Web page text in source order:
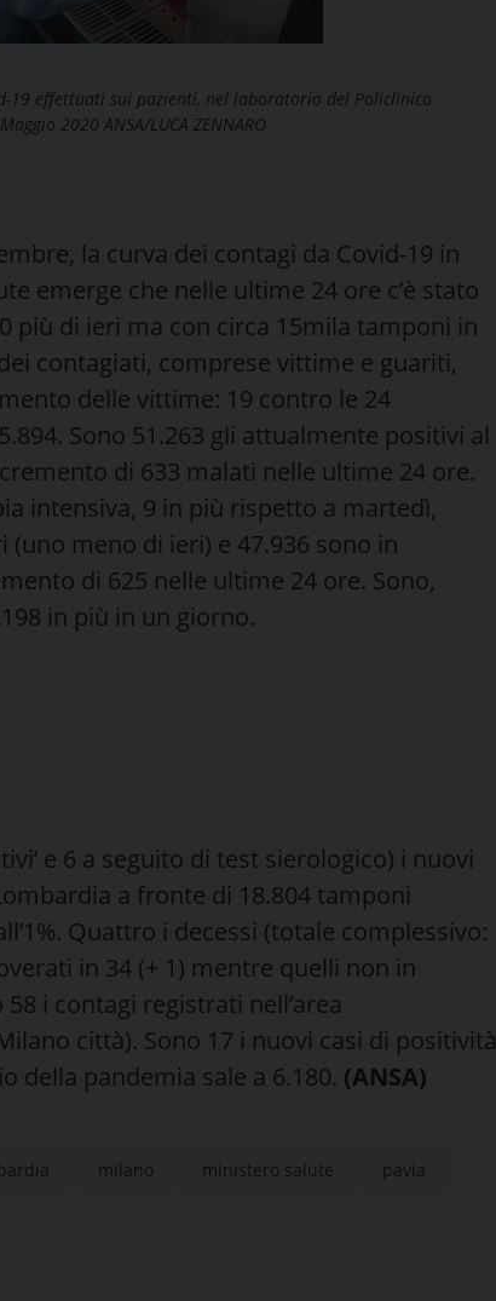
19 effettuati sui pazienti, nel laboratorio del Policlinico
2020 ANSA/LUCA ZENNARO
la curva dei contagi da Covid-19 in
emerge che nelle ultime 24 ore c’è stato
più di ieri ma con circa 15mila tamponi in
contagiati, comprese vittime e guariti,
delle vittime: 19 contro le 24
Sono 51.263 gli attualmente positivi al
di 633 malati nelle ultime 24 ore.
intensiva, 9 in più rispetto a martedì,
meno di ieri) e 47.936 sono in
di 625 nelle ultime 24 ore. Sono,
in più in un giorno.
e 6 a seguito di test sierologico) i nuovi
a fronte di 18.804 tamponi
Quattro i decessi (totale complessivo:
in 34 (+ 1) mentre quelli non in
i contagi registrati nell’area
città). Sono 17 i nuovi casi di positività
della pandemia sale a 6.180. (ANSA)
milano ministero salute pavia